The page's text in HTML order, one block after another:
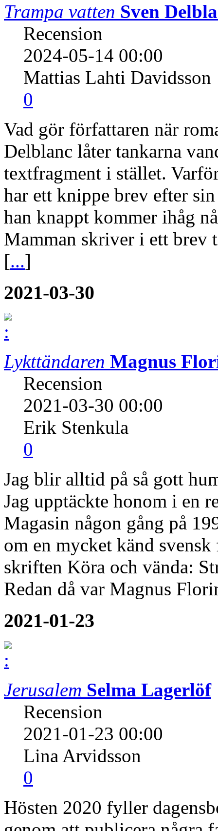
Trampa vatten Sven
Recension
2024-05-14 00:00
Mattias Lahti Davidsson
0
Vad gör författaren när
Delblanc låter tankarna
textfragment i stället.
har ett knippe brev efter
han knappt kommer ihåg
Mamman skriver i ett
[...]
2021-03-30
Lykttändaren Magnus
Recension
2021-03-30 00:00
Erik Stenkula
0
Jag blir alltid på så gott
Jag upptäckte honom i en
Magasin någon gång på
om en mycket känd
skriften Köra och vända:
Redan då var Magnus
2021-01-23
Jerusalem Selma Lagerlöf
Recension
2021-01-23 00:00
Lina Arvidsson
0
Hösten 2020 fyller